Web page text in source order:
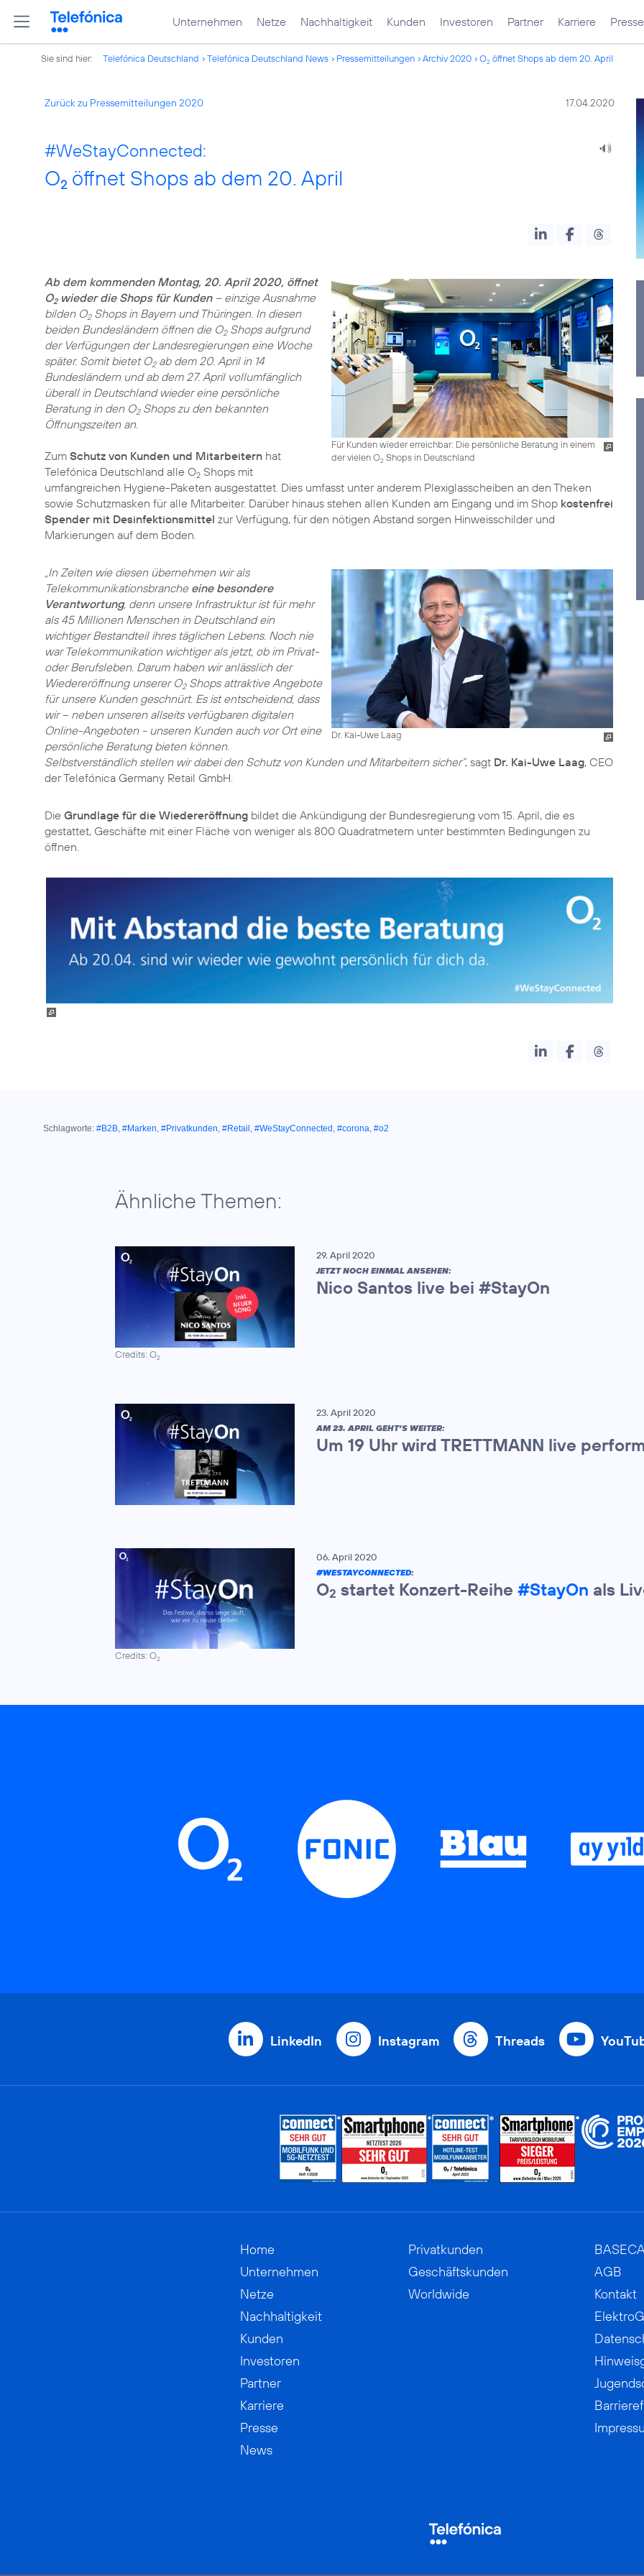
Unternehmen Netze Nachhaltigkeit Kunden Investoren Partner Karriere Presse
Sie sind hier: Telefónica Deutschland Telefónica Deutschland News Pressemitteilungen Archiv 2020 O2 öffnet Shops ab dem 20. April
Zurück zu Pressemitteilungen 2020 17.04.2020
#WeStayConnected:
O2 öffnet Shops ab dem 20. April
Für Kunden wieder erreichbar: Die persönliche Beratung in einem
der vielen O2Shops in Deutschland
Ab dem kommenden Montag, 20. April 2020, öffnet
O2wieder die Shops für Kunden– einzige Ausnahme
bilden O2Shops in Bayern und Thüringen. In diesen
beiden Bundesländern öffnen die O2Shops aufgrund
der Verfügungen der Landesregierungen eine Woche
später. Somit bietet O2ab dem 20. April in 14
Bundesländern und ab dem 27. April vollumfänglich
überall in Deutschland wieder eine persönliche
Beratung in den O2Shops zu den bekannten
Öffnungszeiten an.
Zum Schutz von Kunden und Mitarbeitern hat
Telefónica Deutschland alle O2 Shops mit
umfangreichen Hygiene-Paketen ausgestattet. Dies umfasst unter anderem Plexiglasscheiben an den Theken
sowie Schutzmasken für alle Mitarbeiter. Darüber hinaus stehen allen Kunden am Eingang und im Shop kostenfrei
Spender mit Desinfektionsmittel zur Verfügung, für den nötigen Abstand sorgen Hinweisschilder und
Markierungen auf dem Boden.
Dr. Kai-Uwe Laag
„In Zeiten wie diesen übernehmen wir als
Telekommunikationsbranche eine besondere
Verantwortung, denn unsere Infrastruktur ist für mehr
als 45 Millionen Menschen in Deutschland ein
wichtiger Bestandteil ihres täglichen Lebens. Noch nie
war Telekommunikation wichtiger als jetzt, ob im Privat-
oder Berufsleben. Darum haben wir anlässlich der
Wiedereröffnung unserer O2Shops attraktive Angebote
für unsere Kunden geschnürt. Es ist entscheidend, dass
wir – neben unseren allseits verfügbaren digitalen
Online-Angeboten - unseren Kunden auch vor Ort eine
persönliche Beratung bieten können.
Selbstverständlich stellen wir dabei den Schutz von Kunden und Mitarbeitern sicher“, sagt Dr. Kai-Uwe Laag, CEO
der Telefónica Germany Retail GmbH.
Die Grundlage für die Wiedereröffnung bildet die Ankündigung der Bundesregierung vom 15. April, die es
gestattet, Geschäfte mit einer Fläche von weniger als 800 Quadratmetern unter bestimmten Bedingungen zu
öffnen.
Schlagworte: #B2B, #Marken, #Privatkunden, #Retail , #WeStayConnected , #corona, #o2
Ähnliche Themen:
Credits: O2
29. April 2020
JETZT NOCH EINMAL ANSEHEN:
Nico Santos live bei #StayOn
23. April 2020
AM 23. APRIL GEHT’S WEITER:
Um 19 Uhr wird TRETTMANN live
Credits: O2
06. April 2020
#WESTAYCONNECTED:
O2 startet Konzert-Reihe #StayOn als
LinkedIn Instagram Threads
Home
Unternehmen
Netze
Nachhaltigkeit
Kunden
Investoren
Partner
Karriere
Presse
News
Privatkunden
Geschäftskunden
Worldwide
AGB
Kontakt